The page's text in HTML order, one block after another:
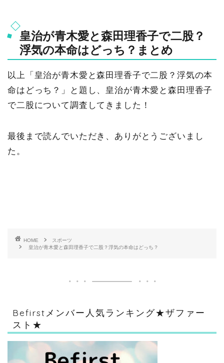
皇治が青木愛と森田理香子で二股？
浮気の本命はどっち？まとめ
以上「皇治が青木愛と森田理香子で二股？浮気の本
命はどっち？」と題し、皇治が青木愛と森田理香子
で二股について調査してきました！
最後まで読んでいただき、ありがとうございまし
た。
HOME
スポーツ
皇治が青木愛と森田理香子で二股？浮気の本命はどっち？
Befirstメンバー人気ランキング★ザファー
スト★